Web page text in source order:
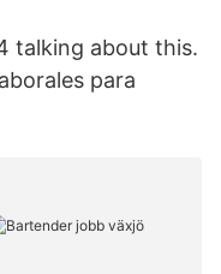
talking about this.
para